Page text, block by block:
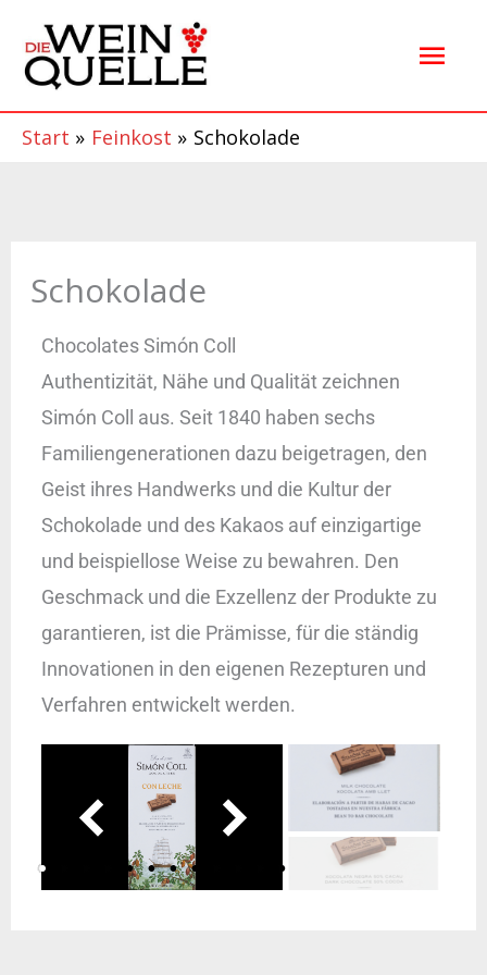
Inhalt
springen
Start Feinkost Schokolade
Schokolade
Chocolates Simón Coll
Authentizität, Nähe und Qualität zeichnen
Simón Coll aus. Seit 1840 haben sechs
Familiengenerationen dazu beigetragen, den
Geist ihres Handwerks und die Kultur der
Schokolade und des Kakaos auf einzigartige
und beispiellose Weise zu bewahren. Den
Geschmack und die Exzellenz der Produkte zu
garantieren, ist die Prämisse, für die ständig
Innovationen in den eigenen Rezepturen und
Verfahren entwickelt werden.